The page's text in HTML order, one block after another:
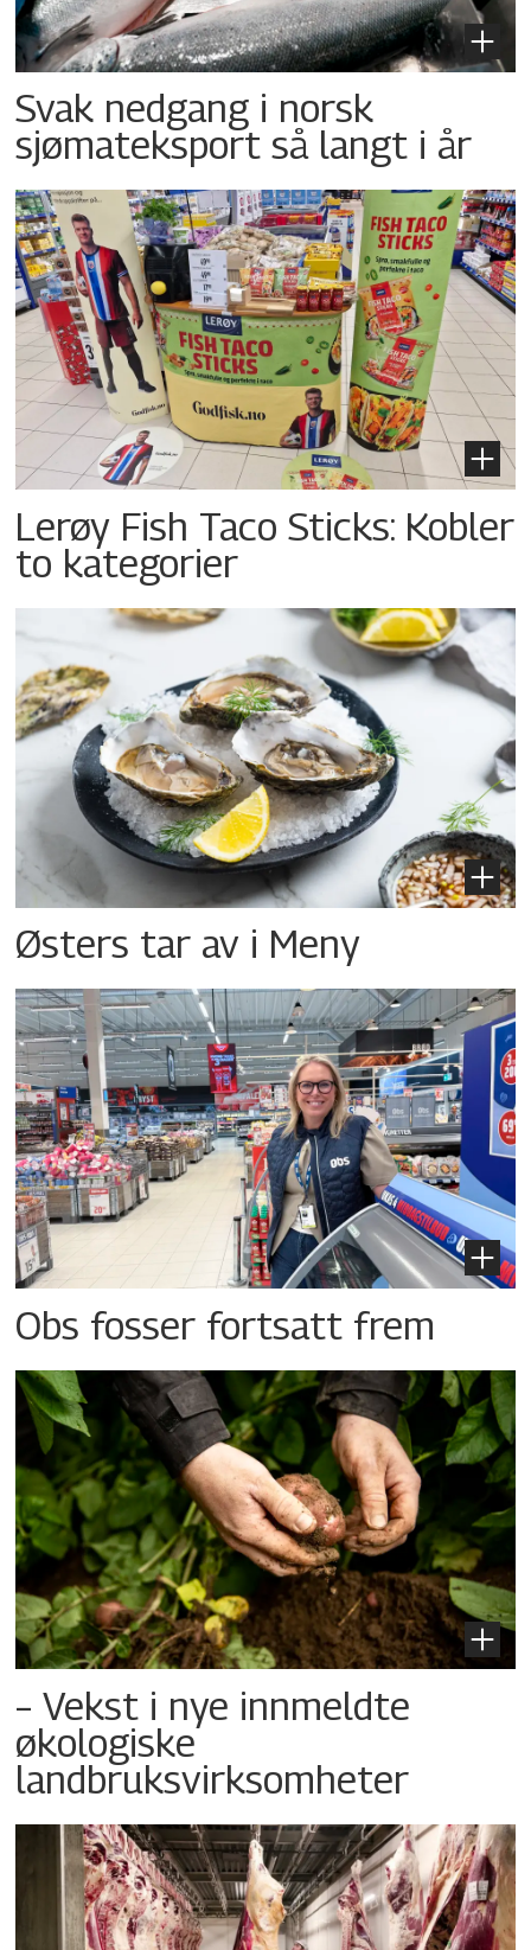
Svak nedgang i norsk
sjømateksport så langt i år
Lerøy Fish Taco Sticks: Kobler
to kategorier
Østers tar av i Meny
Obs fosser fortsatt frem
– Vekst i nye innmeldte
økologiske
landbruksvirksomheter